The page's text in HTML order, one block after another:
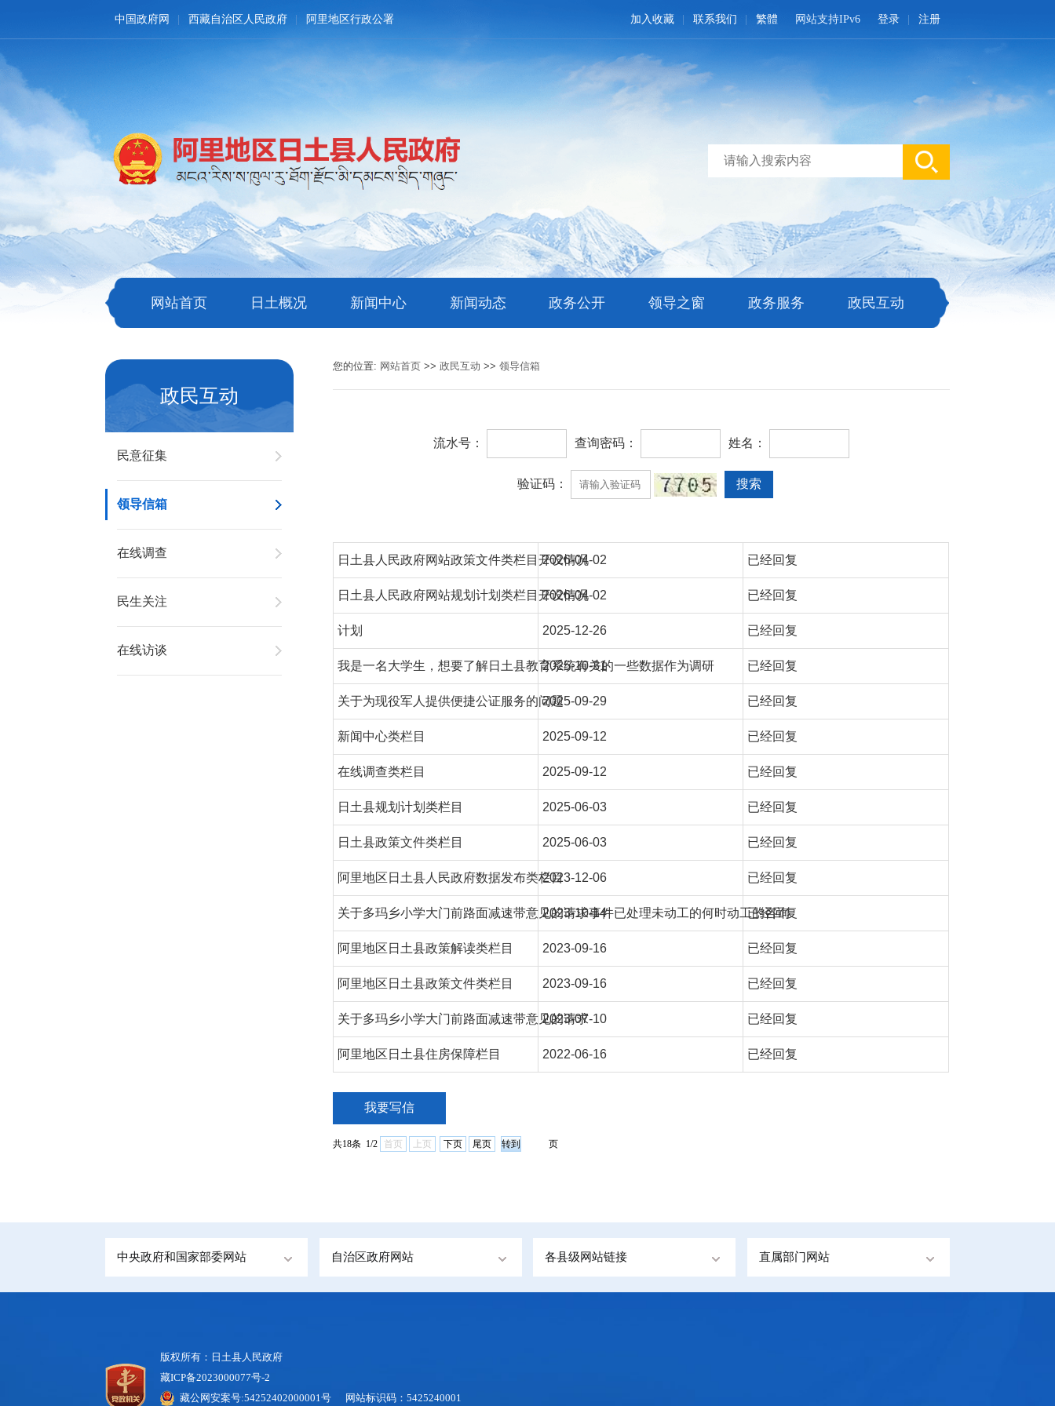
中国政府网 西藏自治区人民政府 阿里地区行政公署 登录 注册
网站支持IPv6
加入收藏 联系我们 繁體
网站首页 日土概况 新闻中心 新闻动态 政务公开 领导之窗 政务服务 政民互动
政民互动
民意征集
领导信箱
在线调查
民生关注
在线访谈
您的位置: 网站首页 >>政民互动 >>领导信箱
流水号： 查询密码： 姓名：
验证码：
日土县人民政府网站政策文件类栏目开设情况
2026-04-02 已经回复
日土县人民政府网站规划计划类栏目开设情况
2026-04-02 已经回复
计划 2025-12-26 已经回复
我是一名大学生，想要了解日土县教育系统有关的一些数据作为调研
2025-10-31 已经回复
关于为现役军人提供便捷公证服务的问题2025-09-29 已经回复
新闻中心类栏目 2025-09-12 已经回复
在线调查类栏目 2025-09-12 已经回复
日土县规划计划类栏目 2025-06-03 已经回复
日土县政策文件类栏目 2025-06-03 已经回复
阿里地区日土县人民政府数据发布类栏目2023-12-06 已经回复
关于多玛乡小学大门前路面减速带意见的请求事件已处理未动工的何时动工的咨询
2023-10-14 已经回复
阿里地区日土县政策解读类栏目 2023-09-16 已经回复
阿里地区日土县政策文件类栏目 2023-09-16 已经回复
关于多玛乡小学大门前路面减速带意见的请求
2023-07-10 已经回复
阿里地区日土县住房保障栏目 2022-06-16 已经回复
我要写信
共18条 1/2 首页 上页 下页 尾页 页
中央政府和国家部委网站 自治区政府网站 各县级网站链接 直属部门网站
版权所有：日土县人民政府
藏ICP备2023000077号-2
藏公网安案号:54252402000001号 网站标识码：5425240001